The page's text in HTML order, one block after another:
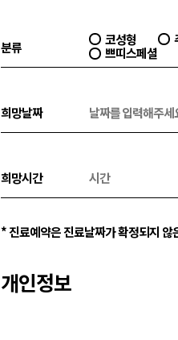
분류 코성형
쁘띠스페셜
희망날짜
희망시간
* 진료예약은 진료날짜가 확정되지
개인정보